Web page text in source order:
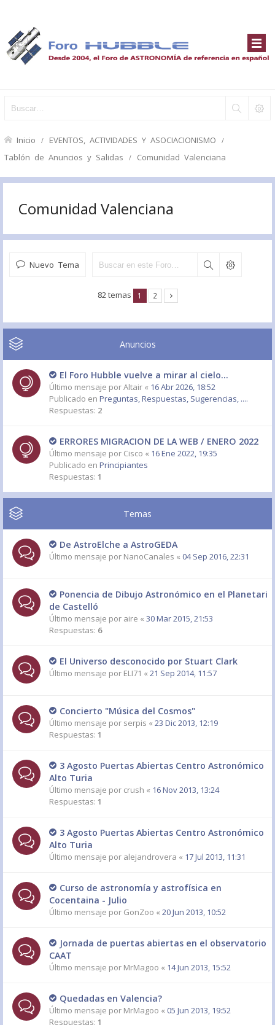
Inicio EVENTOS, ACTIVIDADES Y ASOCIACIONISMO
Tablón de Anuncios y Salidas Comunidad Valenciana
Comunidad Valenciana
Nuevo Tema
82 temas 1 2
Anuncios
El Foro Hubble vuelve a mirar al cielo...
Último mensaje porAltair « 16 Abr 2026, 18:52
Publicado en Preguntas, Respuestas, Sugerencias, ....
Respuestas: 2
ERRORES MIGRACION DE LA WEB / ENERO 2022
Último mensaje por Cisco « 16 Ene 2022, 19:35
Publicado en Principiantes
Respuestas: 1
Temas
De AstroElche a AstroGEDA
Último mensaje por NanoCanales « 04 Sep 2016, 22:31
Ponencia de Dibujo Astronómico en el Planetari
de Castelló
Último mensaje por aire « 30 Mar 2015, 21:53
Respuestas: 6
El Universo desconocido por Stuart Clark
Último mensaje por ELI71 « 21 Sep 2014, 11:57
Concierto "Música del Cosmos"
Último mensaje por serpis « 23 Dic 2013, 12:19
Respuestas: 1
3 Agosto Puertas Abiertas Centro Astronómico
Alto Turia
Último mensaje por crush « 16 Nov 2013, 13:24
Respuestas: 1
3 Agosto Puertas Abiertas Centro Astronómico
Alto Turia
Último mensaje por alejandrovera « 17 Jul 2013, 11:31
Curso de astronomía y astrofísica en
Cocentaina - Julio
Último mensaje por GonZoo « 20 Jun 2013, 10:52
Jornada de puertas abiertas en el observatorio
CAAT
Último mensaje por MrMagoo « 14 Jun 2013, 15:52
Quedadas en Valencia?
Último mensaje por MrMagoo « 05 Jun 2013, 19:52
Respuestas: 1